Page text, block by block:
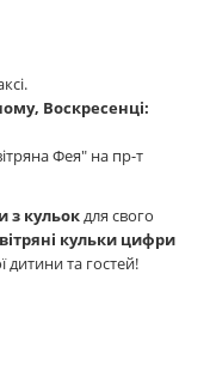
Воскресенці:
Фея" на пр-т
з кульокдля свого
кульки цифри
та гостей!